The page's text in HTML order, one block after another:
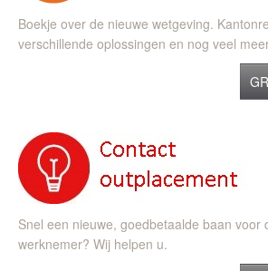
Boekje over de nieuwe wetgeving.
verschillende oplossingen en nog veel
Snel een nieuwe, goedbetaalde baan voor
werknemer? Wij helpen u.